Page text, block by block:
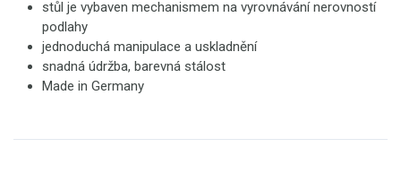
stůl je vybaven mechanismem na vyrovnávání nerovností
podlahy
jednoduchá manipulace a uskladnění
snadná údržba, barevná stálost
Made in Germany